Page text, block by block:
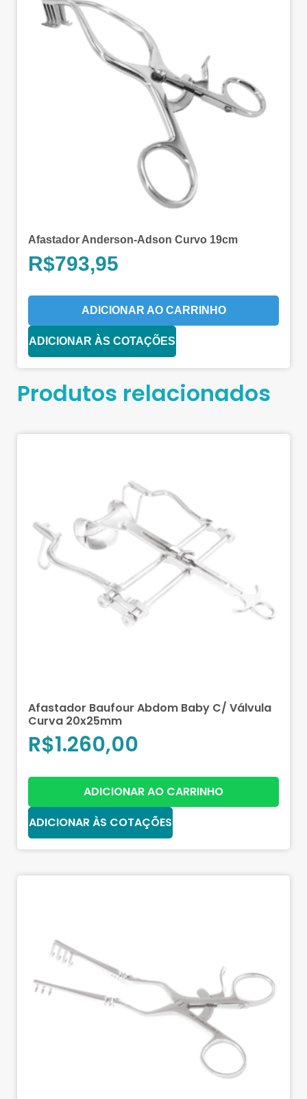
Afastador Anderson-Adson Curvo 19cm
R$793,95
ADICIONAR AO CARRINHO
ADICIONAR ÀS COTAÇÕES
Produtos relacionados
Afastador Baufour Abdom Baby C/ Válvula
Curva 20x25mm
R$1.260,00
ADICIONAR AO CARRINHO
ADICIONAR ÀS COTAÇÕES